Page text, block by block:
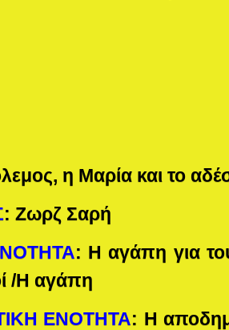
η Μαρία και το
:Ζωρζ Σαρή
: Η αγάπη για
/Η αγάπη
ΕΝΟΤΗΤΑ: Η